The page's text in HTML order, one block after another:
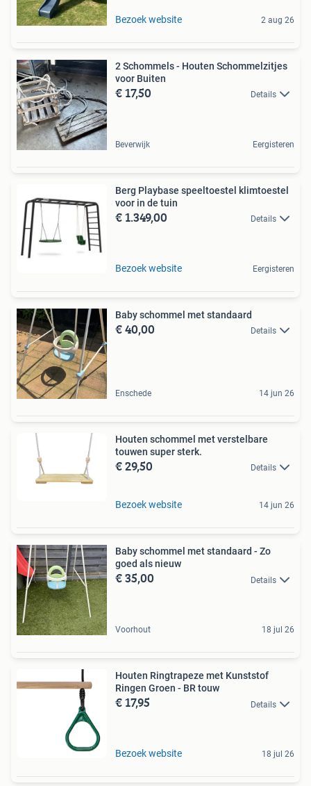
Bezoek website 2 aug 26
2 Schommels - Houten Schommelzitjes
voor Buiten
€ 17,50 Details
Beverwijk Eergisteren
Berg Playbase speeltoestel klimtoestel
voor in de tuin
€ 1.349,00 Details
Bezoek website Eergisteren
Baby schommel met standaard
€ 40,00 Details
Enschede 14 jun 26
Houten schommel met verstelbare
touwen super sterk.
€ 29,50 Details
Bezoek website 14 jun 26
Baby schommel met standaard - Zo
goed als nieuw
€ 35,00 Details
Voorhout 18 jul 26
Houten Ringtrapeze met Kunststof
Ringen Groen - BR touw
€ 17,95 Details
Bezoek website 18 jul 26